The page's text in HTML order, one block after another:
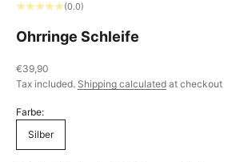
(0.0)
Ohrringe Schleife
Sale price
€39,90
Tax included. Shipping calculated at checkout
Farbe:
Silber